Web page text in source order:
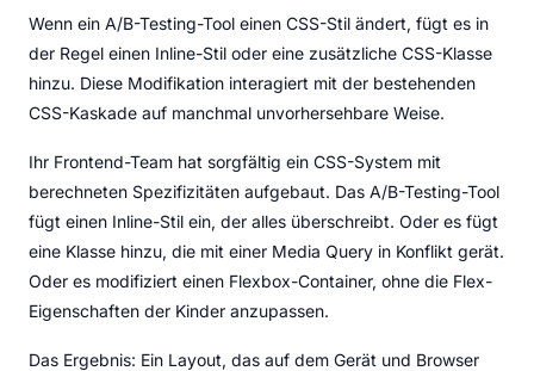
Wenn ein A/B-Testing-Tool einen CSS-Stil ändert, fügt es in
der Regel einen Inline-Stil oder eine zusätzliche CSS-Klasse
hinzu. Diese Modifikation interagiert mit der bestehenden
CSS-Kaskade auf manchmal unvorhersehbare Weise.
Ihr Frontend-Team hat sorgfältig ein CSS-System mit
berechneten Spezifizitäten aufgebaut. Das A/B-Testing-Tool
fügt einen Inline-Stil ein, der alles überschreibt. Oder es fügt
eine Klasse hinzu, die mit einer Media Query in Konflikt gerät.
Oder es modifiziert einen Flexbox-Container, ohne die Flex-
Eigenschaften der Kinder anzupassen.
Das Ergebnis: Ein Layout, das auf dem Gerät und Browser